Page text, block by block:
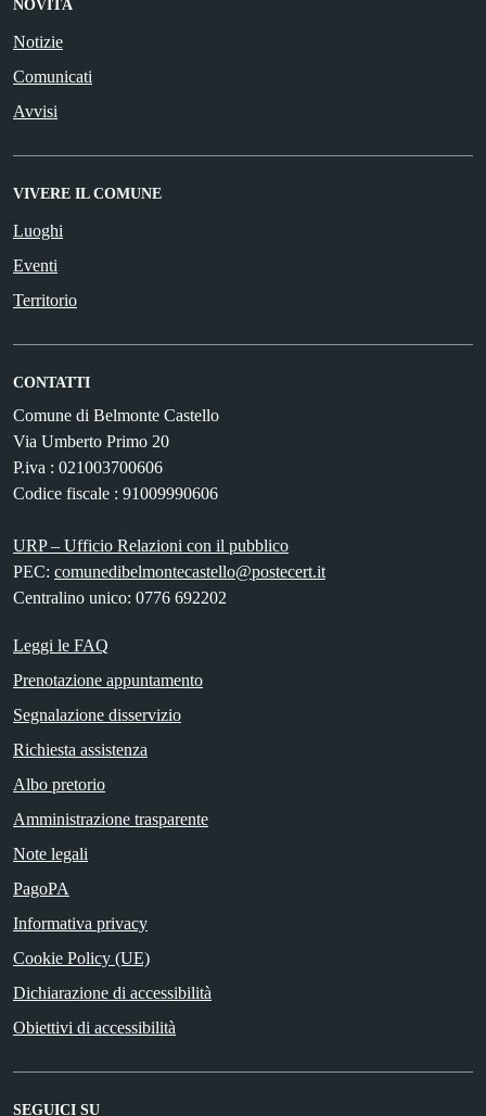
NOVITÀ
Notizie
Comunicati
Avvisi
VIVERE IL COMUNE
Luoghi
Eventi
Territorio
CONTATTI
Comune di Belmonte Castello
Via Umberto Primo 20
P.iva : 021003700606
Codice fiscale : 91009990606
URP – Ufficio Relazioni con il pubblico
PEC: comunedibelmontecastello@postecert.it
Centralino unico: 0776 692202
Leggi le FAQ
Prenotazione appuntamento
Segnalazione disservizio
Richiesta assistenza
Albo pretorio
Amministrazione trasparente
Note legali
PagoPA
Informativa privacy
Cookie Policy (UE)
Dichiarazione di accessibilità
Obiettivi di accessibilità
SEGUICI SU